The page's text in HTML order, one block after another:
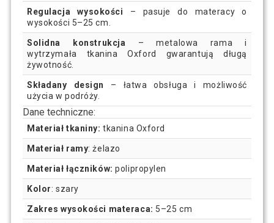
Regulacja wysokości – pasuje do materacy o
wysokości 5–25 cm.
Solidna konstrukcja – metalowa rama i
wytrzymała tkanina Oxford gwarantują długą
żywotność.
Składany design
– łatwa obsługa i możliwość
użycia w podróży.
Dane techniczne:
Materiał tkaniny: tkanina Oxford
Materiał ramy: żelazo
Materiał łączników: polipropylen
Kolor: szary
Zakres wysokości materaca: 5–25 cm